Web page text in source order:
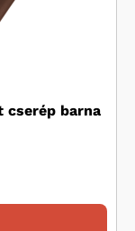
cserép barna